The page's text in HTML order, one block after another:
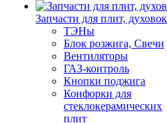
Запчасти для плит, духовок
ТЭНы
Блок розжига, Свечи
Вентиляторы
ГАЗ-контроль
Кнопки поджига
Конфорки для
стеклокерамических
плит